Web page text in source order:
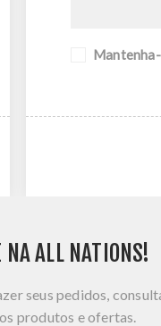
NA ALL NATIONS!
seus pedidos,
produtos e ofertas.